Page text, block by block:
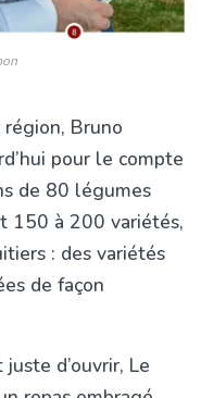
région, Bruno
pour le compte
de 80 légumes
150 à 200 variétés,
: des variétés
de façon
d’ouvrir, Le